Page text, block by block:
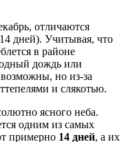
отличаются
дней). Учитывая, что
в районе
дождь или
но из-за
и слякотью.
ясного неба.
одним из самых
примерно 14 дней, а их